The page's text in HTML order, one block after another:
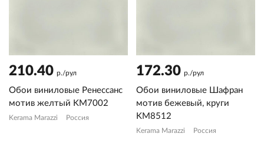
210.40 р./рул
Обои виниловые Ренессанс
мотив желтый KM7002
Kerama Marazzi Россия
172.30 р./рул
Обои виниловые Шафран
мотив бежевый, круги
KM8512
Kerama Marazzi Россия